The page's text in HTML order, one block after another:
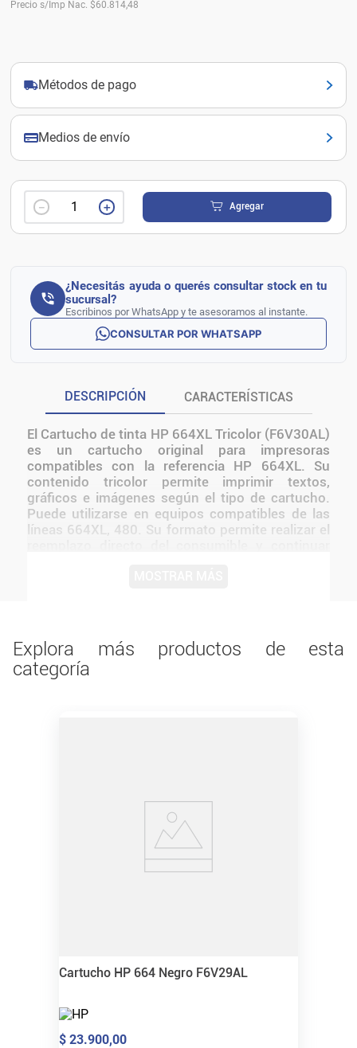
Precio s/Imp Nac. $60.814,48
Métodos de pago
Medios de envío
＋
－ Agregar
¿Necesitás ayuda o querés consultar stock en tu
sucursal?
Escribinos por WhatsApp y te asesoramos al instante.
CONSULTAR POR WHATSAPP
DESCRIPCIÓN CARACTERÍSTICAS
El Cartucho de tinta HP 664XL Tricolor (F6V30AL)
es un cartucho original para impresoras
compatibles con la referencia HP 664XL. Su
contenido tricolor permite imprimir textos,
gráficos e imágenes según el tipo de cartucho.
Puede utilizarse en equipos compatibles de las
líneas 664XL, 480. Su formato permite realizar el
Explora más productos de esta
categoría
Cartucho HP 664 Negro F6V29AL
$ 23.900,00